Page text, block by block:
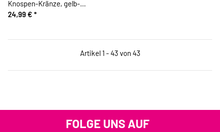
Knospen-Kränze, gelb-
steingrau
24,99 € *
Artikel 1 - 43 von 43
FOLGE UNS AUF